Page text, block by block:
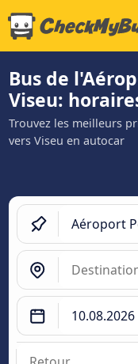
Bus de
Viseu:
Trouvez les meilleurs
vers Viseu en autocar